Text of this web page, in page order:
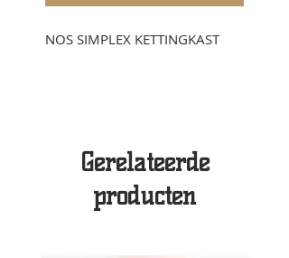
NOS SIMPLEX KETTINGKAST
Gerelateerde
producten